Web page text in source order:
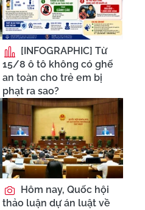
[INFOGRAPHIC] Từ
15/8 ô tô không có ghế
an toàn cho trẻ em bị
phạt ra sao?
Hôm nay, Quốc hội
thảo luận dự án luật về